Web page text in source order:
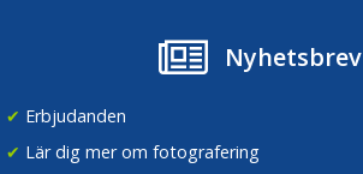
Nyhetsbrev
✔ Erbjudanden
✔ Lär dig mer om fotografering